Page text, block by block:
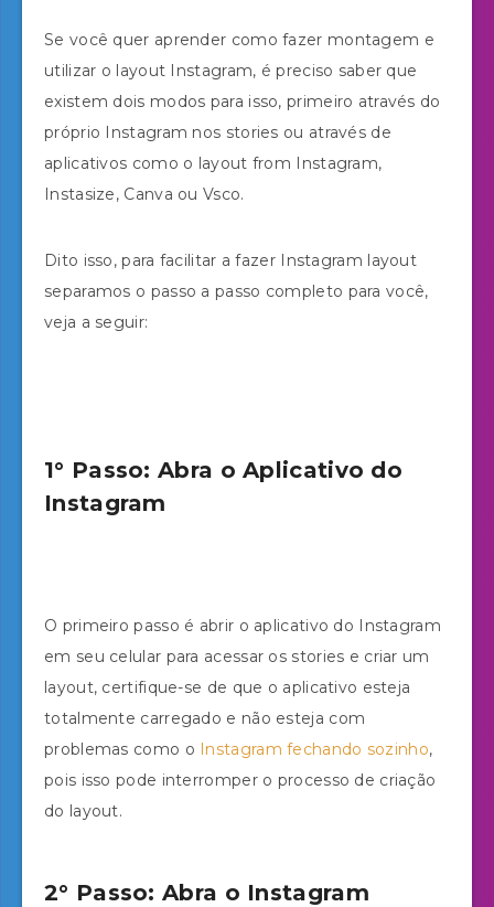
Se você quer aprender como fazer montagem e
utilizar o layout Instagram, é preciso saber que
existem dois modos para isso, primeiro através do
próprio Instagram nos stories ou através de
aplicativos como o layout from Instagram,
Instasize, Canva ou Vsco.
Dito isso, para facilitar a fazer Instagram layout
separamos o passo a passo completo para você,
veja a seguir:
1° Passo: Abra o Aplicativo do
Instagram
O primeiro passo é abrir o aplicativo do Instagram
em seu celular para acessar os stories e criar um
layout, certifique-se de que o aplicativo esteja
totalmente carregado e não esteja com
problemas como o Instagram fechando sozinho,
pois isso pode interromper o processo de criação
do layout.
2° Passo: Abra o Instagram